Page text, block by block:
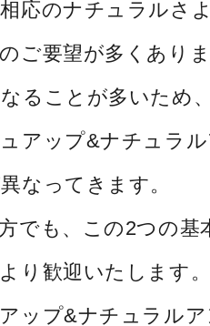
応のナチュラルさ
ご要望が多くあり
ることが多いため
アップ&ナチュラ
なってきます。
でも、この2つの基
り歓迎いたします
ップ&ナチュラル